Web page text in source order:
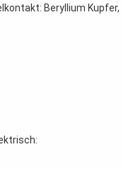
Beryllium Kupfer,